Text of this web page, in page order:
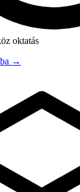
oktatás
→